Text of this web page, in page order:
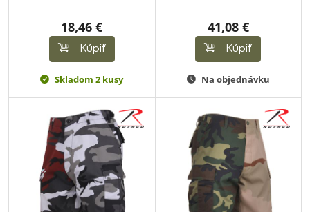
18,46 €
Kúpiť
Skladom 2 kusy
41,08 €
Kúpiť
Na objednávku